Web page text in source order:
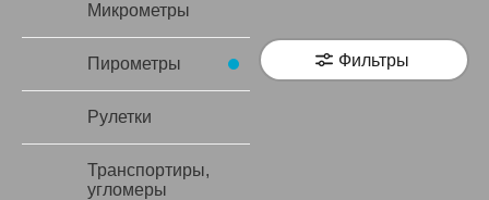
Микрометры
Пирометры
Рулетки
Транспортиры,
угломеры
Фильтры